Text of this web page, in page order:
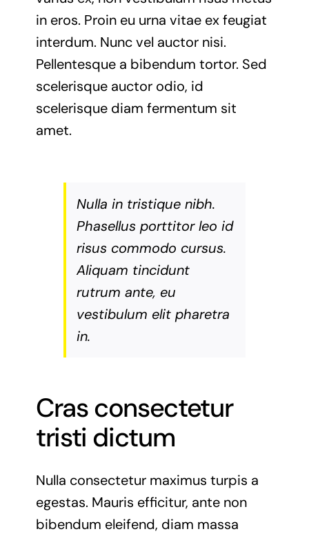
in eros. Proin eu urna vitae ex feugiat
interdum. Nunc vel auctor nisi.
Pellentesque a bibendum tortor. Sed
scelerisque auctor odio, id
scelerisque diam fermentum sit
amet.
Nulla in tristique nibh.
Phasellus porttitor leo id
risus commodo cursus.
Aliquam tincidunt
rutrum ante, eu
vestibulum elit pharetra
in.
Cras consectetur
tristi dictum
Nulla consectetur maximus turpis a
egestas. Mauris efficitur, ante non
bibendum eleifend, diam massa